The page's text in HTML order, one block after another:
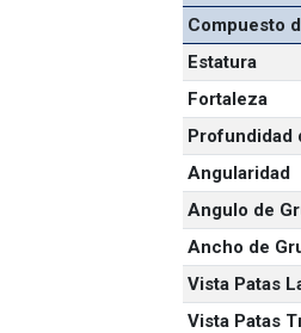
Compuesto
Estatura
Fortaleza
Profundidad
Angularidad
Angulo de
Ancho de
Vista Patas
Vista Patas